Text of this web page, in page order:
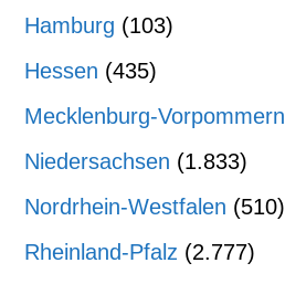
Hamburg (103)
Hessen (435)
Mecklenburg-Vorpommern
Niedersachsen (1.833)
Nordrhein-Westfalen (510)
Rheinland-Pfalz (2.777)